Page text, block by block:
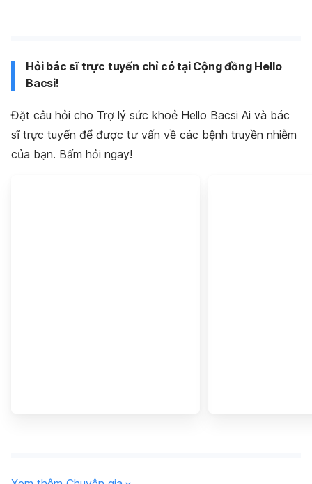
Hỏi bác sĩ trực tuyến chỉ có tại Cộng đồng Hello
Bacsi!
Đặt câu hỏi cho Trợ lý sức khoẻ Hello Bacsi Ai và bác
sĩ trực tuyến để được tư vấn về các bệnh truyền nhiễm
của bạn. Bấm hỏi ngay!